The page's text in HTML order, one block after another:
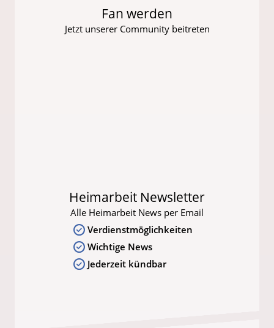
Fan werden
Jetzt unserer Community beitreten
Heimarbeit Newsletter
Alle Heimarbeit News per Email
Verdienstmöglichkeiten
Wichtige News
Jederzeit kündbar